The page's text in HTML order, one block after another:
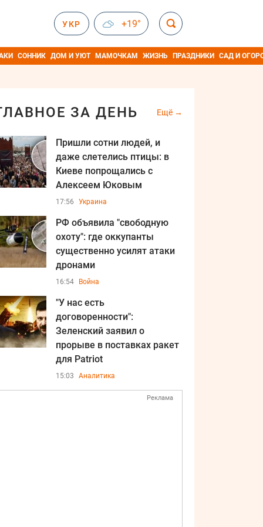
УКР +19°
СОННИК ДОМ И УЮТ МАМОЧКАМ ЖИЗНЬ ПРАЗДНИКИ САД И
ЗА ДЕНЬ Ещё
Пришли сотни людей, и
даже слетелись птицы: в
Киеве попрощались с
Алексеем Юковым
17:56 Украина
РФ объявила "свободную
охоту": где оккупанты
существенно усилят атаки
дронами
16:54 Война
"У нас есть
договоренности":
Зеленский заявил о
прорыве в поставках ракет
для Patriot
15:03 Аналитика
Реклама